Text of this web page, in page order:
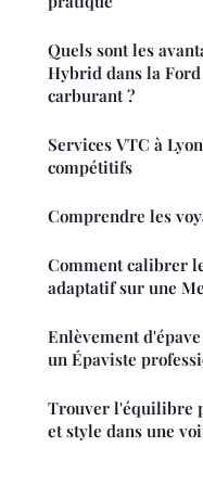
Quels sont les
Hybrid dans la
carburant ?
Services VTC à
compétitifs
Comprendre les
Comment calibrer
adaptatif sur une
Enlèvement
un Épaviste
Trouver l'équilibre
et style dans une